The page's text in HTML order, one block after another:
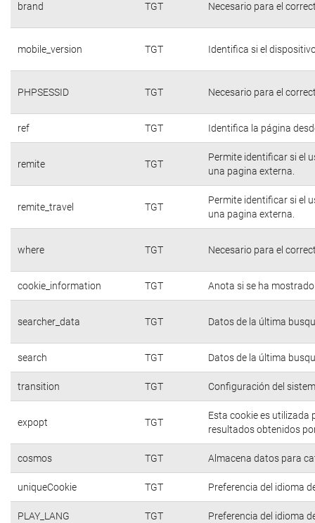
brand TGT Necesario para el
mobile_version TGT Identifica si el
PHPSESSID TGT Necesario para el
ref TGT Identifica la página
remite TGT
Permite identificar si el
una pagina externa.
remite_travel TGT
Permite identificar si el
una pagina externa.
where TGT Necesario para el
cookie_information TGT Anota si se ha
searcher_data TGT Datos de la última
search TGT Datos de la última
transition TGT Configuración del
expopt TGT
Esta cookie es utilizada
resultados obtenidos
cosmos TGT Almacena datos para
uniqueCookie TGT Preferencia del idioma
PLAY_LANG TGT Preferencia del idioma